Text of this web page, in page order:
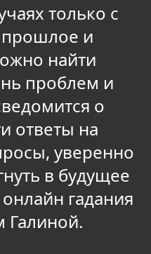
только с
прошлое и
найти
проблем и
о
ответы на
уверенно
в будущее
гадания
Галиной.